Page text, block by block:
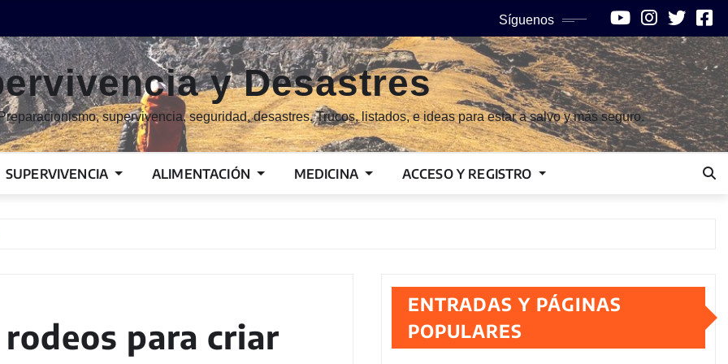
Síguenos
y Desastres
supervivencia, seguridad, desastres. Trucos, listados, e ideas para estar a salvo y más seguro.
SUPERVIVENCIA ALIMENTACIÓN MEDICINA ACCESO Y REGISTRO
para criar
ENTRADAS Y PÁGINAS
POPULARES